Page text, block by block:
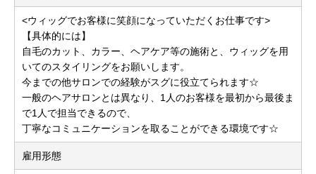
<ウィッグでお客様に笑顔になっていただくお仕事です>
【具体的には】
自毛のカット、カラー、ヘアケア等の施術と、ウィッグを用
いてのスタイリングをお願いします。
今までの他サロンでの経験がスグに役立てられます☆
一般のヘアサロンとは異なり、1人のお客様を最初から最後ま
で1人で担当できるので、
丁寧なコミュニケーションを取ることができる環境です☆
雇用形態